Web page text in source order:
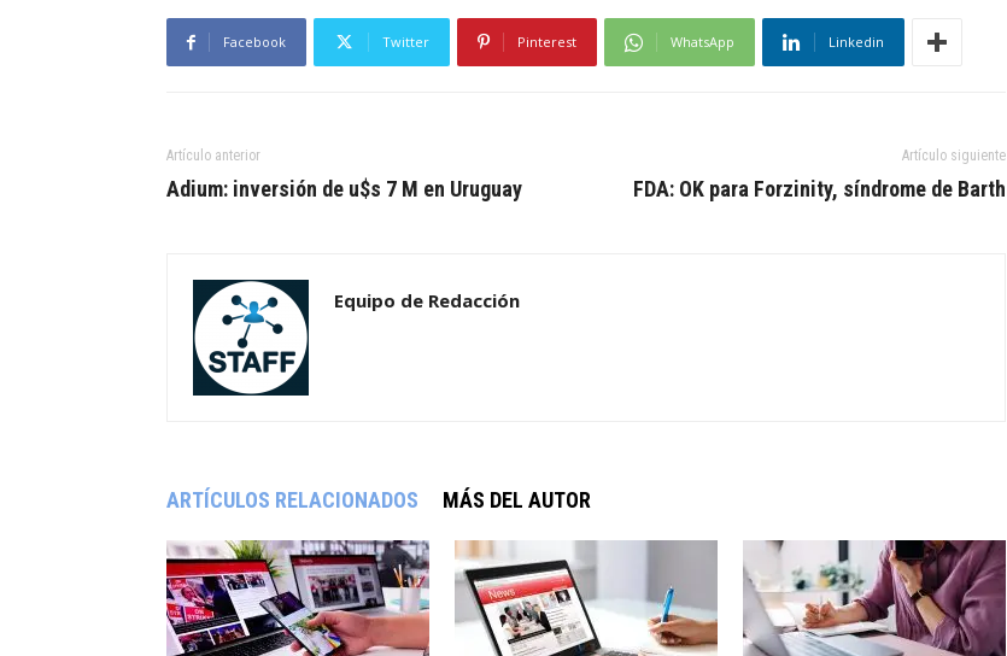
Facebook Twitter Pinterest WhatsApp Linkedin
Artículo anterior
Adium: inversión de u$s 7 M en Uruguay
Artículo siguiente
FDA: OK para Forzinity, síndrome de Barth
Equipo de Redacción
ARTÍCULOS RELACIONADOS MÁS DEL AUTOR